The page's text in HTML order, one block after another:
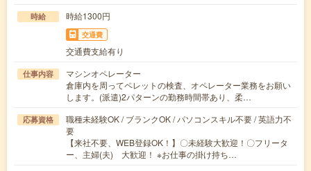
時給 時給1300円
交通費
交通費支給有り
仕事内容
マシンオペレーター
倉庫内を周ってペレットの検査、オペレーター業務をお願い
します。(派遣)2パターンの勤務時間帯あり、柔…
応募資格
職種未経験OK / ブランクOK / パソコンスキル不要 / 英語力不
要
【来社不要、WEB登録OK！】〇未経験大歓迎！〇フリータ
ー、主婦(夫) 大歓迎！ ※お仕事の掛け持ち…